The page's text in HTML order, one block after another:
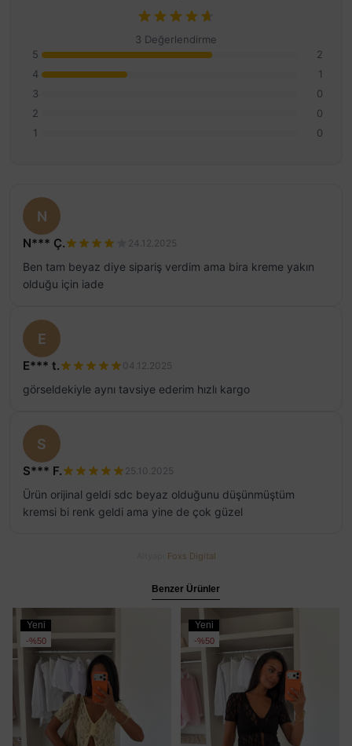
3 Değerlendirme
5
2
4
1
3
0
2
0
1
0
N
N*** Ç. 24.12.2025
Ben tam beyaz diye sipariş verdim ama bira kreme yakın
olduğu için iade
E
E*** t. 04.12.2025
görseldekiyle aynı tavsiye ederim hızlı kargo
S
S*** F. 25.10.2025
Ürün orijinal geldi sdc beyaz olduğunu düşünmüştüm
kremsi bi renk geldi ama yine de çok güzel
Foxs Digital
Benzer Ürünler
Yeni
Ürün
%50
Yeni
Ürün
%50